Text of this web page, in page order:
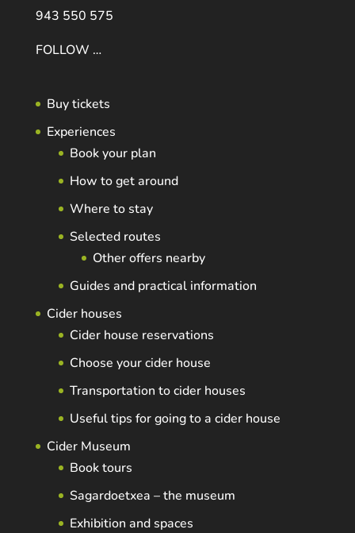
943 550 575
FOLLOW …
Buy tickets
Experiences
Book your plan
How to get around
Where to stay
Selected routes
Other offers nearby
Guides and practical information
Cider houses
Cider house reservations
Choose your cider house
Transportation to cider houses
Useful tips for going to a cider house
Cider Museum
Book tours
Sagardoetxea – the museum
Exhibition and spaces